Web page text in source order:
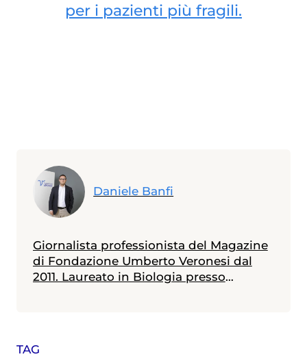
TAG
per i pazienti più fragili.
Daniele Banfi
Giornalista professionista del Magazine
di Fondazione Umberto Veronesi dal
2011. Laureato in Biologia presso
Scienza ottenuto presso l'Università La